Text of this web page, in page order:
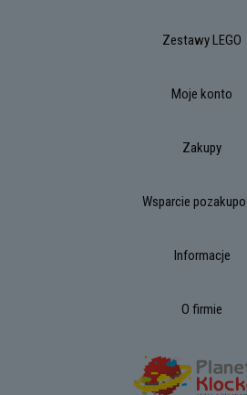
Zestawy LEGO
Moje konto
Zakupy
Wsparcie
Informacje
O firmie